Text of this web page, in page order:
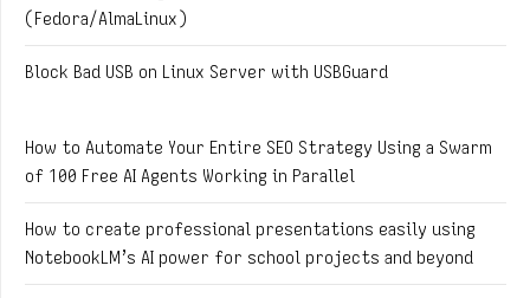
(Fedora/AlmaLinux)
Block Bad USB on Linux Server with USBGuard
How to Automate Your Entire SEO Strategy Using a Swarm
of 100 Free AI Agents Working in Parallel
How to create professional presentations easily using
NotebookLM’s AI power for school projects and beyond